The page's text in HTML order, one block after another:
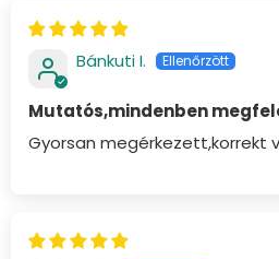
Bánkuti I.
Mutatós,mindenben
Gyorsan megérkezett,korrekt